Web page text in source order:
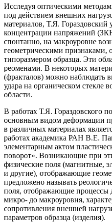
Исследуя оптическими
под действием внешних
материалов, Т.Я. Гораздовский
концентрации напряжений
спонтанно, на макроуровне
геометрическими признаками,
типоразмером образца. Эти
реоменами. В некоторых
(фракталов) можно наблюдать
удара на органическом стекле
области.
В работах Т.Я. Гораздовского
основным видом деформации
в различных материалах
работах академика РАН В.Е.
элементарным актом
поворот». Возникающие при
физические поля (магнитные,
и другие), отображающие
предложено называть
поля, отображающие процессы
микро- до макроуровня,
сопротивления внешней
параметров образца (изделия).